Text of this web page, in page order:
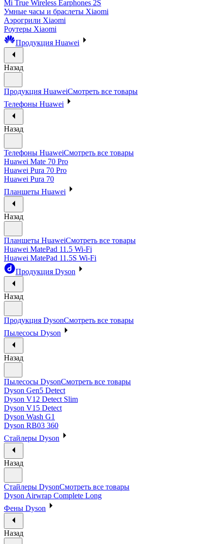
Mi True Wireless Earphones 2S
Умные часы и браслеты Xiaomi
Аэрогрили Xiaomi
Роутеры Xiaomi
Продукция Huawei
Назад
Продукция HuaweiСмотреть все товары
Телефоны Huawei
Назад
Телефоны HuaweiСмотреть все товары
Huawei Mate 70 Pro
Huawei Pura 70 Pro
Huawei Pura 70
Планшеты Huawei
Назад
Планшеты HuaweiСмотреть все товары
Huawei MatePad 11.5 Wi-Fi
Huawei MatePad 11.5S Wi-Fi
Продукция Dyson
Назад
Продукция DysonСмотреть все товары
Пылесосы Dyson
Назад
Пылесосы DysonСмотреть все товары
Dyson Gen5 Detect
Dyson V12 Detect Slim
Dyson V15 Detect
Dyson Wash G1
Dyson RB03 360
Стайлеры Dyson
Назад
Стайлеры DysonСмотреть все товары
Dyson Airwrap Complete Long
Фены Dyson
Назад